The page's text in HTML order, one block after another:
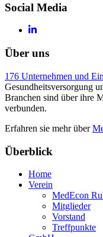
Social Media
Über uns
176 Unternehmen und
Gesundheitsversorgung
Branchen sind über ihre
verbunden.
Erfahren sie mehr über
Überblick
Home
Verein
MedEcon
Mitglieder
Vorstand
Treffpunkte